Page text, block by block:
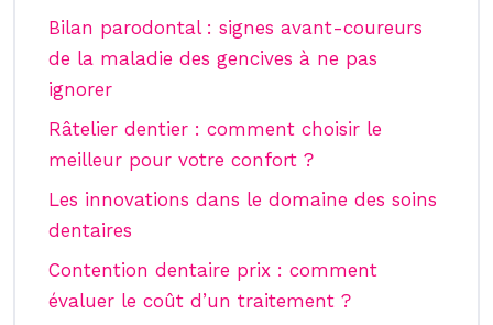
Bilan parodontal : signes avant-coureurs
de la maladie des gencives à ne pas
ignorer
Râtelier dentier : comment choisir le
meilleur pour votre confort ?
Les innovations dans le domaine des soins
dentaires
Contention dentaire prix : comment
évaluer le coût d’un traitement ?